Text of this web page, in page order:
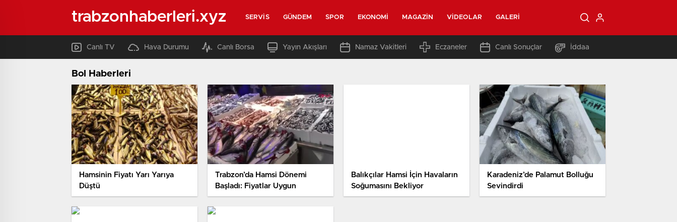
trabzonhaberleri.xyz SERVIS GÜNDEM SPOR EKONOMI MAGAZIN VIDEOLAR GALERI
Canlı TV Hava Durumu Canlı Borsa Yayın Akışları Namaz Vakitleri Eczaneler Canlı Sonuçlar İddaa
Bol Haberleri
Hamsinin Fiyatı Yarı Yarıya
Düştü
Trabzon’da Hamsi Dönemi
Başladı: Fiyatlar Uygun
Balıkçılar Hamsi İçin Havaların
Soğumasını Bekliyor
Karadeniz’de Palamut Bolluğu
Sevindirdi